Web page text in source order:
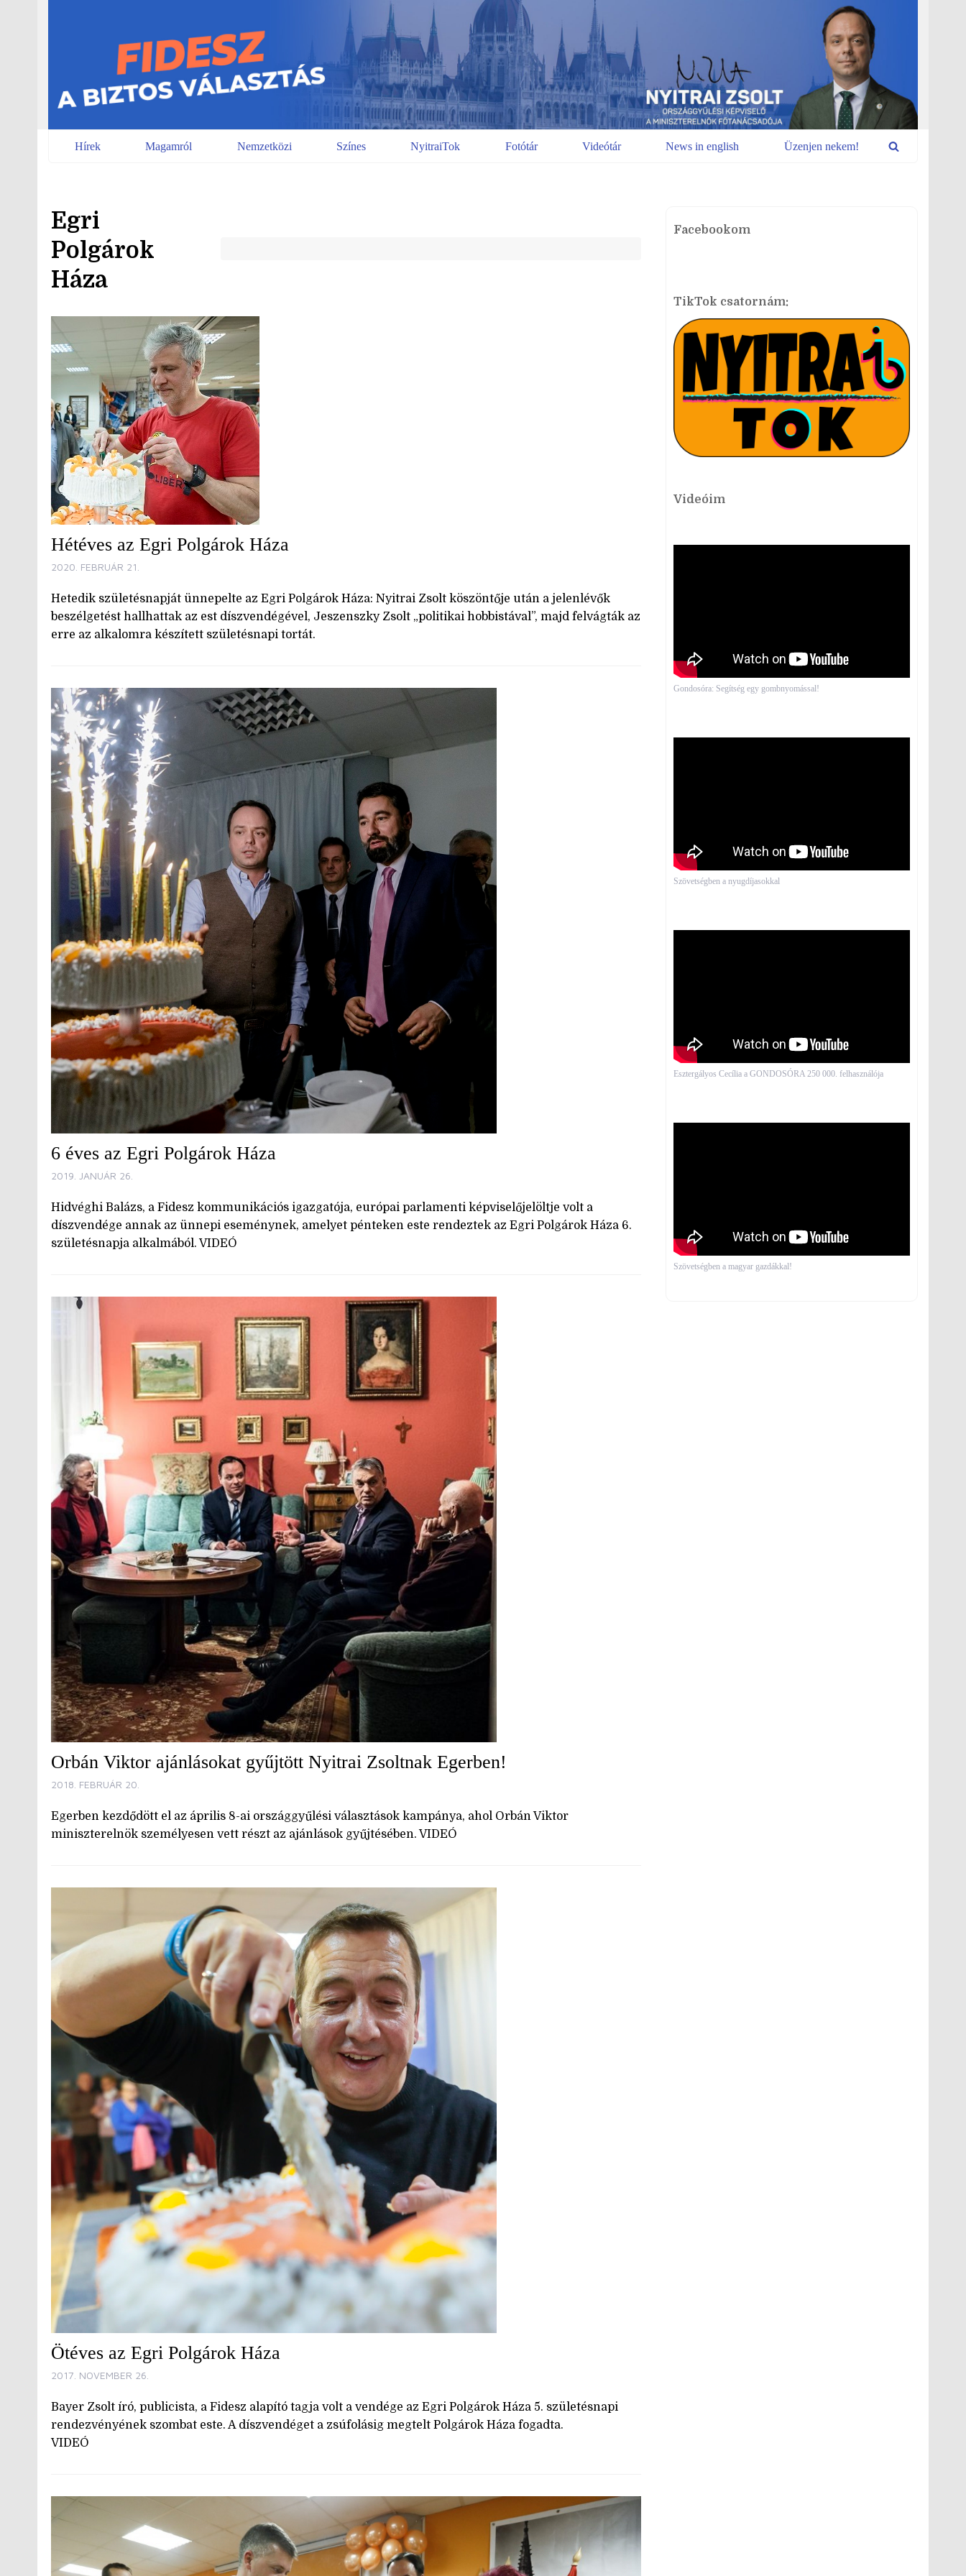
Hírek Magamról Nemzetközi Színes NyitraiTok Fotótár Videótár News in english Üzenjen nekem!
Egri
Polgárok
Háza
Hétéves az Egri Polgárok Háza
2020. FEBRUÁR 21.
Hetedik születésnapját ünnepelte az Egri Polgárok Háza: Nyitrai Zsolt köszöntője után a jelenlévők
beszélgetést hallhattak az est díszvendégével, Jeszenszky Zsolt „politikai hobbistával”, majd felvágták az
erre az alkalomra készített születésnapi tortát.
6 éves az Egri Polgárok Háza
2019. JANUÁR 26.
Hidvéghi Balázs, a Fidesz kommunikációs igazgatója, európai parlamenti képviselőjelöltje volt a
díszvendége annak az ünnepi eseménynek, amelyet pénteken este rendeztek az Egri Polgárok Háza 6.
születésnapja alkalmából. VIDEÓ
Orbán Viktor ajánlásokat gyűjtött Nyitrai Zsoltnak Egerben!
2018. FEBRUÁR 20.
Egerben kezdődött el az április 8-ai országgyűlési választások kampánya, ahol Orbán Viktor
miniszterelnök személyesen vett részt az ajánlások gyűjtésében. VIDEÓ
Ötéves az Egri Polgárok Háza
2017. NOVEMBER 26.
Bayer Zsolt író, publicista, a Fidesz alapító tagja volt a vendége az Egri Polgárok Háza 5. születésnapi
rendezvényének szombat este. A díszvendéget a zsúfolásig megtelt Polgárok Háza fogadta.
VIDEÓ
Facebookom
TikTok csatornám:
Videóim
Gondosóra: Segítség egy gombnyomással!
Szövetségben a nyugdíjasokkal
Esztergályos Cecília a GONDOSÓRA 250 000. felhasználója
Szövetségben a magyar gazdákkal!